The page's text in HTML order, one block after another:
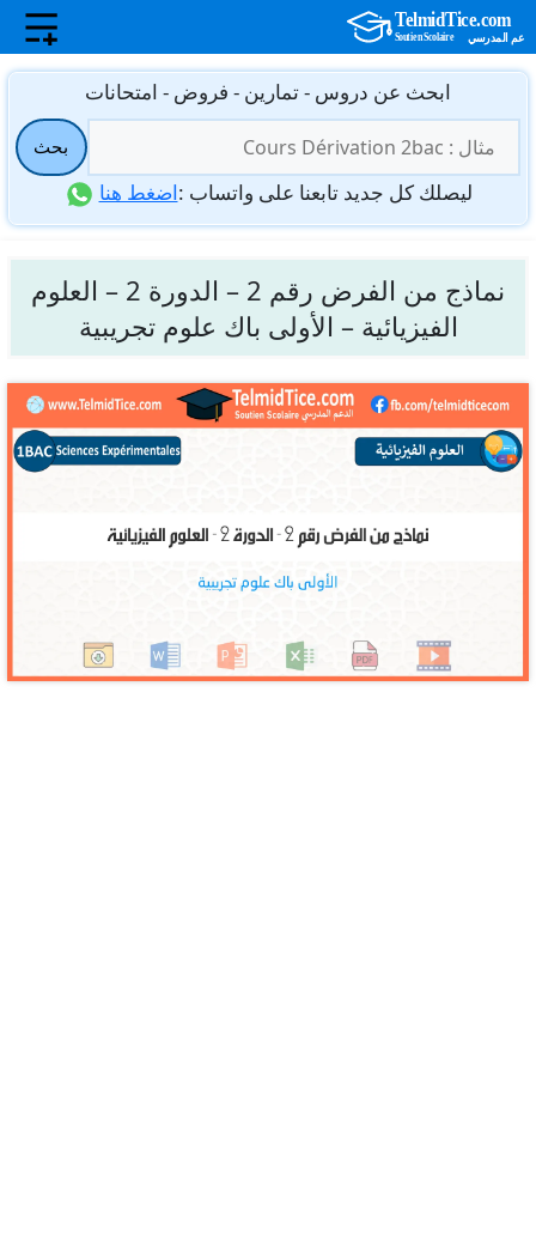
انتقل
المحتوى
ابحث عن دروس - تمارين - فروض - امتحانات
عن:
بحث
ليصلك كل جديد تابعنا على واتساب :اضغط هنا
نماذج من الفرض رقم 2 – الدورة 2 – العلوم
الفيزيائية – الأولى باك علوم تجريبية